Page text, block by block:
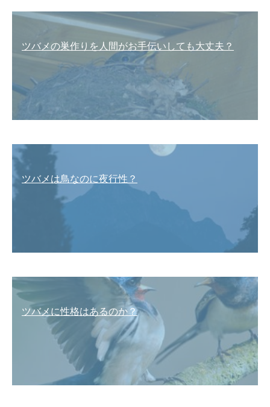
ツバメの巣作りを人間がお手伝いしても大丈夫？
ツバメは鳥なのに夜行性？
ツバメに性格はあるのか？